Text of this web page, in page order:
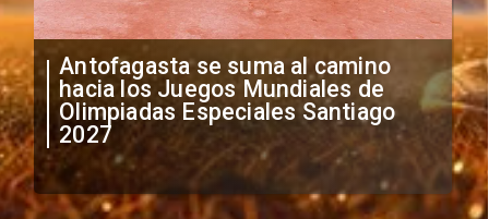
"Falta de profesionalismo": Sifup
anuncia medidas por situación
irregular de futbolistas
extranjeros